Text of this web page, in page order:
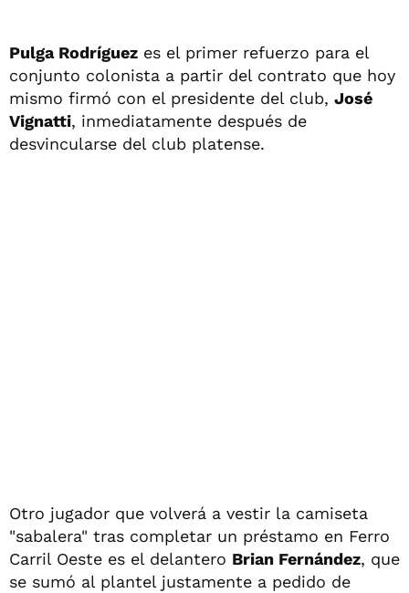
Pulga Rodríguez es el primer refuerzo para el
conjunto colonista a partir del contrato que hoy
mismo firmó con el presidente del club, José
Vignatti, inmediatamente después de
desvincularse del club platense.
Otro jugador que volverá a vestir la camiseta
"sabalera" tras completar un préstamo en Ferro
Carril Oeste es el delantero Brian Fernández, que
se sumó al plantel justamente a pedido de